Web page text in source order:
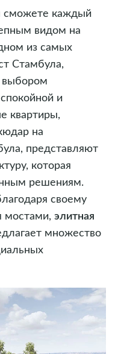
сможете каждый
видом на
из самых
Стамбула,
выбором
и
квартиры,
на
представляют
которая
решениям.
своему
мостами, элитная
множество